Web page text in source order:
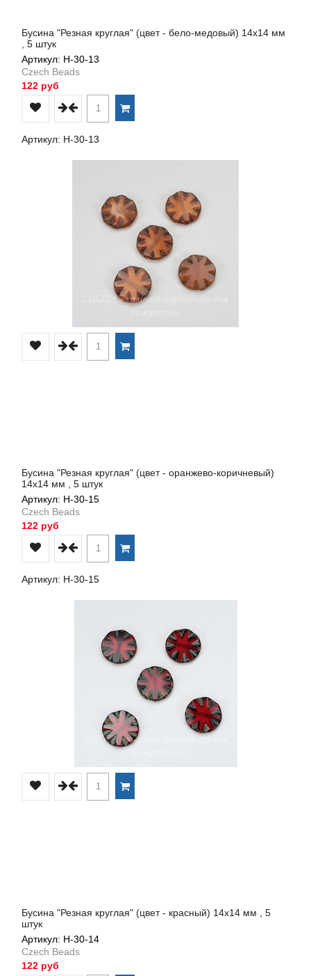
Бусина "Резная круглая" (цвет - бело-медовый) 14х14 мм
, 5 штук
Артикул: Н-30-13
Czech Beads
122 руб
Артикул: Н-30-13
Бусина "Резная круглая" (цвет - оранжево-коричневый)
14х14 мм , 5 штук
Артикул: Н-30-15
Czech Beads
122 руб
Артикул: Н-30-15
Бусина "Резная круглая" (цвет - красный) 14х14 мм , 5
штук
Артикул: Н-30-14
Czech Beads
122 руб